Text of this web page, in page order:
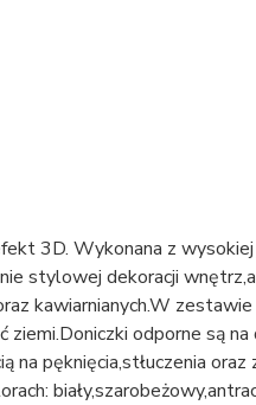
3D. Wykonana z
stylowej dekoracji
kawiarnianych.W
odporne są na
pęknięcia,stłuczenia oraz